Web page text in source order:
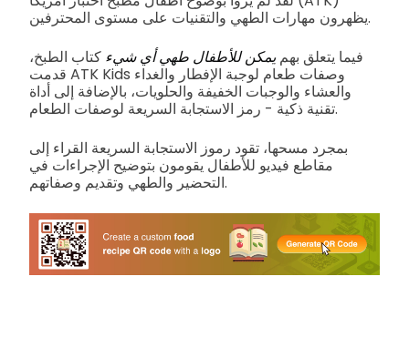
يظهرون مهارات الطهي والتقنيات على مستوى المحترفين.
فيما يتعلق بهميمكن للأطفال طهي أي شيء كتاب الطبخ،
قدمت ATK Kids وصفات طعام لوجبة الإفطار والغداء
والعشاء والوجبات الخفيفة والحلويات، بالإضافة إلى أداة
تقنية ذكية - رمز الاستجابة السريعة لوصفات الطعام.
بمجرد مسحها، تقود رموز الاستجابة السريعة القراء إلى
مقاطع فيديو للأطفال يقومون بتوضيح الإجراءات في
التحضير والطهي وتقديم وصفاتهم.